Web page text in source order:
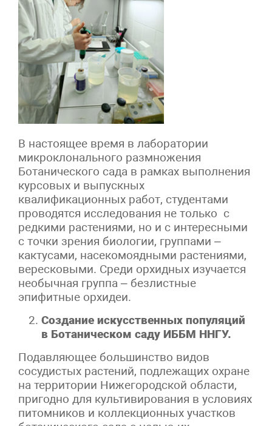
В настоящее время в лаборатории
микроклонального размножения
Ботанического сада в рамках выполнения
курсовых и выпускных
квалификационных работ, студентами
проводятся исследования не только с
редкими растениями, но и с интересными
с точки зрения биологии, группами –
кактусами, насекомоядными растениями,
вересковыми. Среди орхидных изучается
необычная группа – безлистные
эпифитные орхидеи.
Создание искусственных популяций
в Ботаническом саду ИББМ ННГУ.
Подавляющее большинство видов
сосудистых растений, подлежащих охране
на территории Нижегородской области,
пригодно для культивирования в условиях
питомников и коллекционных участков